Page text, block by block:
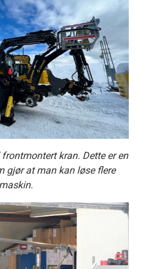
kran. Dette er en
gjør at man kan løse flere